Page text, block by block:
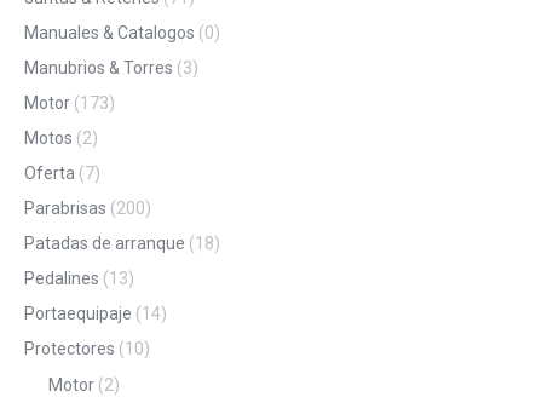
Manuales & Catalogos (0)
Manubrios & Torres (3)
Motor (173)
Motos (2)
Oferta (7)
Parabrisas (200)
Patadas de arranque (18)
Pedalines (13)
Portaequipaje (14)
Protectores (10)
Motor (2)